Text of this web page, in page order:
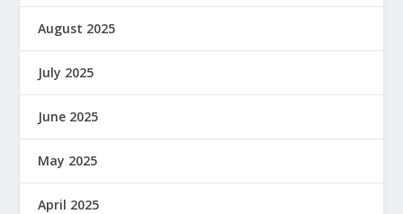
August 2025
July 2025
June 2025
May 2025
April 2025